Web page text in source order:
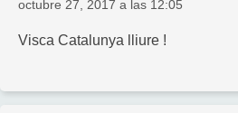
octubre 27, 2017 a las 12:05
Visca Catalunya lliure !